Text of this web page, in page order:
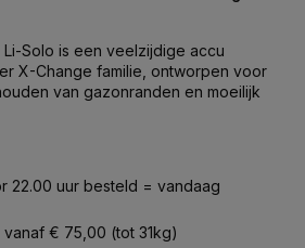
Li-Solo is een veelzijdige accu
X-Change familie, ontworpen voor
van gazonranden en moeilijk
22.00 uur besteld = vandaag
vanaf € 75,00 (tot 31kg)